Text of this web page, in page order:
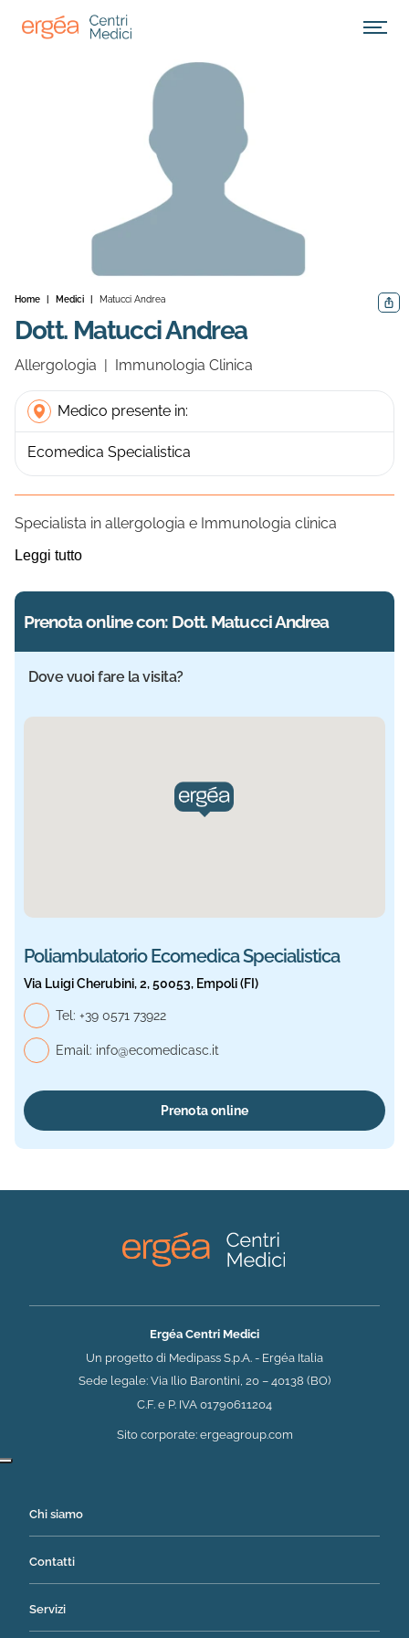
Apri
Home Medici Matucci Andrea
Dott. Matucci Andrea
Allergologia | Immunologia Clinica
Medico presente in:
Ecomedica Specialistica
Specialista in allergologia e Immunologia clinica
Leggi tutto
Prenota online con: Dott. Matucci Andrea
Dove vuoi fare la visita?
Poliambulatorio Ecomedica Specialistica
Via Luigi Cherubini, 2, 50053, Empoli (FI)
Tel: Telefono generale, Ecomedica Specialistica
+39 0571 73922
Email: info@ecomedicasc.it
Prenota online
Ergéa Centri Medici
Un progetto di Medipass S.p.A. - Ergéa Italia
Sede legale: Via Ilio Barontini, 20 – 40138 (BO)
C.F. e P. IVA 01790611204
Sito corporate: ergeagroup.com(si apre in una nuova
Chi siamo
Contatti
Servizi